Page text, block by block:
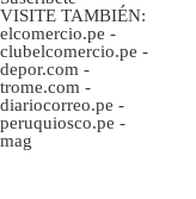
VISITE TAMBIÉN:
elcomercio.pe -
clubelcomercio.pe -
depor.com -
trome.com -
diariocorreo.pe -
peruquiosco.pe -
mag